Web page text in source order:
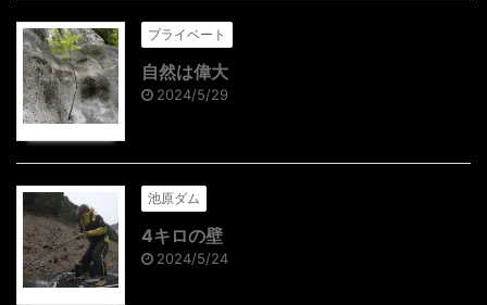
プライベート
自然は偉大
2024/5/29
池原ダム
4キロの壁
2024/5/24